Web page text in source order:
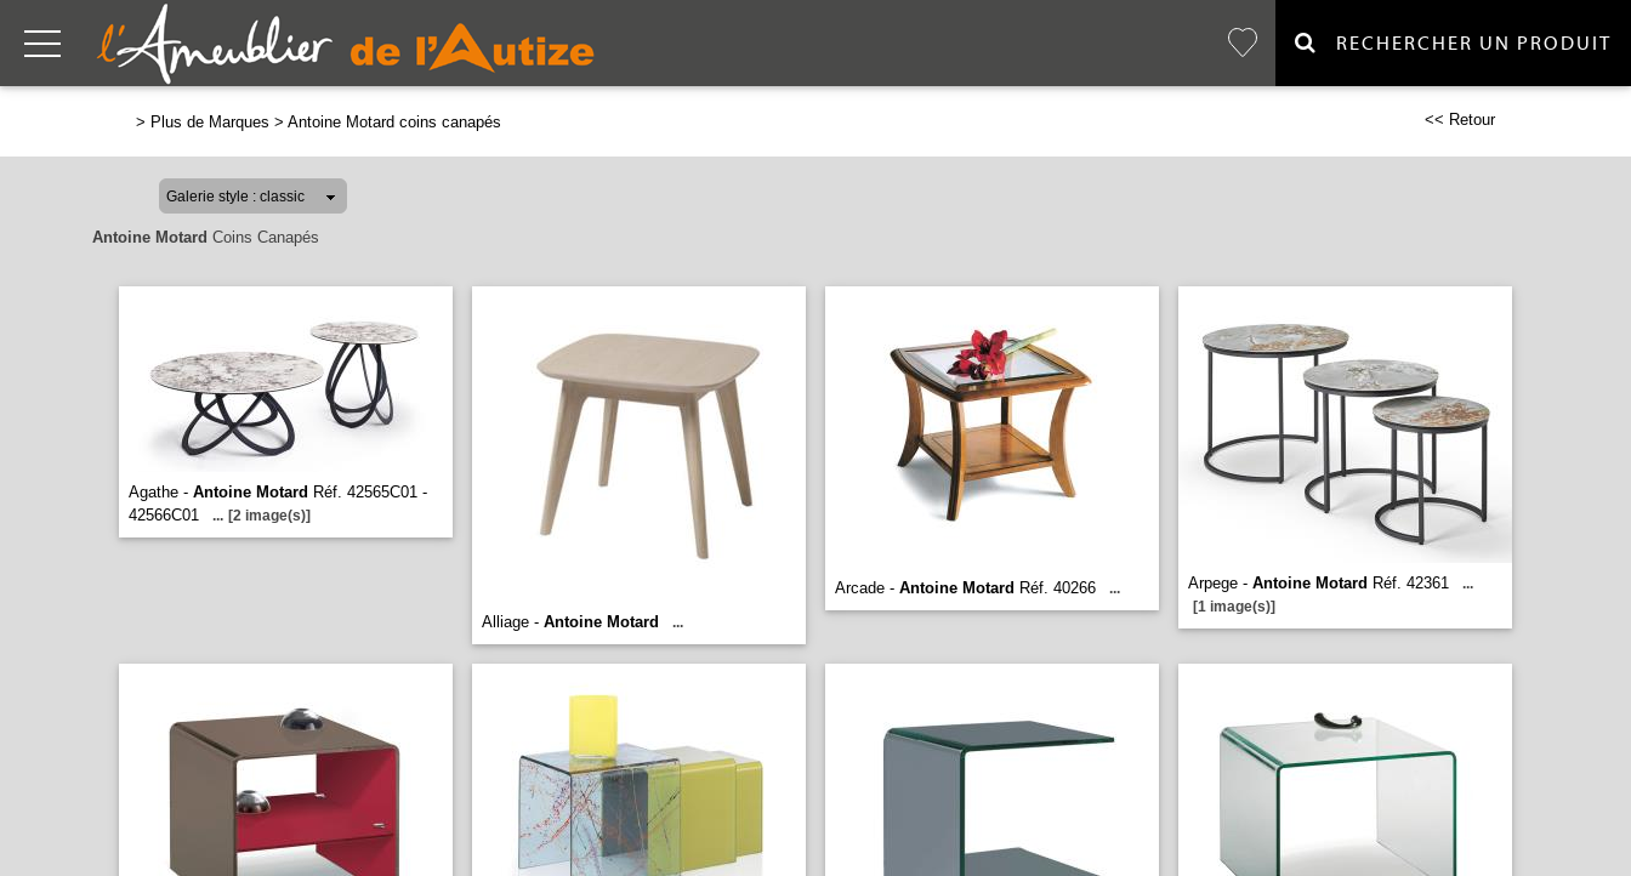
RECHERCHER UN PRODUIT
> Plus de Marques > Antoine Motard coins canapés << Retour
Antoine Motard Coins Canapés
Agathe - Antoine Motard Réf. 42565C01 -
42566C01
... [2 image(s)]
Alliage - Antoine Motard ...
Arcade - Antoine Motard Réf. 40266 ... Arpege - Antoine Motard Réf. 42361
...
[1 image(s)]